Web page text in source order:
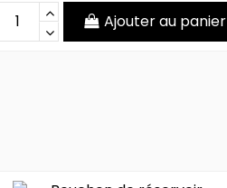
Ajouter au panier